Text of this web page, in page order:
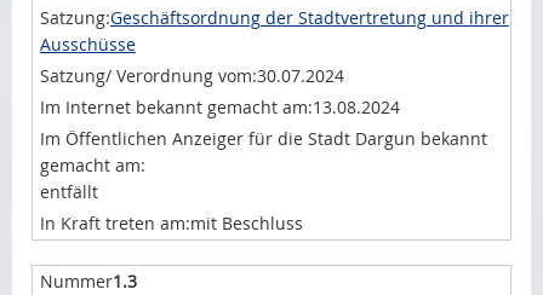
Geschäftsordnung der Stadtvertretung und ihrer
Ausschüsse
30.07.2024
13.08.2024
entfällt
mit Beschluss
1.3